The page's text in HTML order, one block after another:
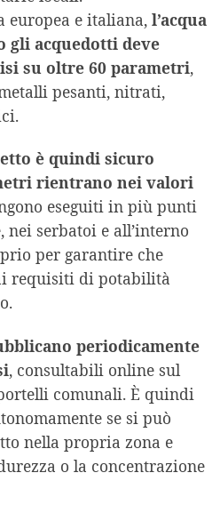
europea e italiana, l’acqua
acquedotti deve
su oltre 60 parametri,
pesanti, nitrati,
è quindi sicuro
rientrano nei valori
eseguiti in più punti
nei serbatoi e all’interno
per garantire che
requisiti di potabilità
periodicamente
, consultabili online sul
comunali. È quindi
se si può
nella propria zona e
o la concentrazione